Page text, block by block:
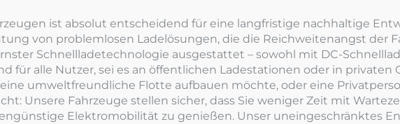
ist absolut entscheidend für eine langfristige nachhaltige
von problemlosen Ladelösungen, die die Reichweitenangst der
Schnellladetechnologie ausgestattet – sowohl mit DC-
für alle Nutzer, sei es an öffentlichen Ladestationen oder in privaten
umweltfreundliche Flotte aufbauen möchte, oder eine
Unsere Fahrzeuge stellen sicher, dass Sie weniger Zeit mit
Elektromobilität zu genießen. Unser uneingeschränktes